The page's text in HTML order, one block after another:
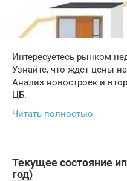
Интересуетесь рынком
Узнайте, что ждет цены
Анализ новостроек и
ЦБ.
Читать полностью
Текущее состояние
год)